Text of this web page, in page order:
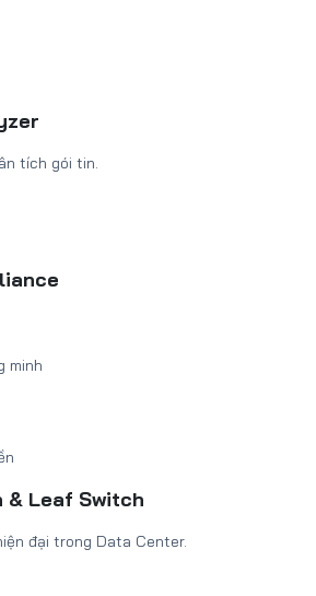
tích gói tin.
minh
& Leaf Switch
đại trong Data Center.